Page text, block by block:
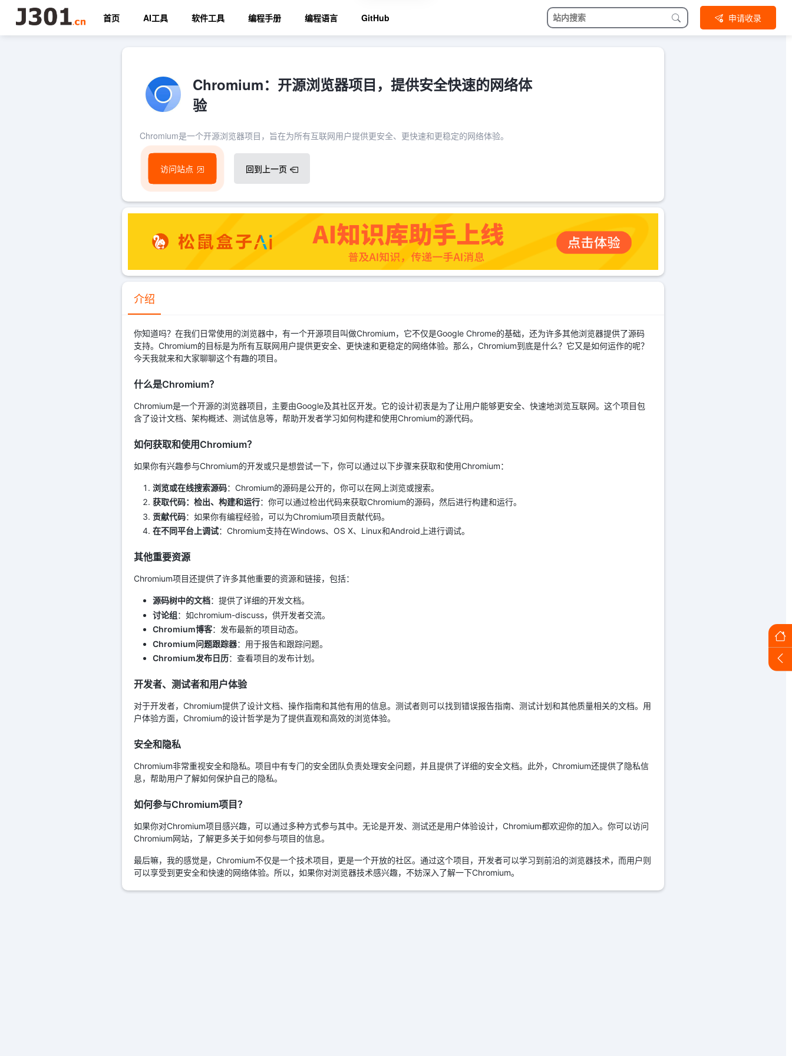
首页 AI工具 软件工具 编程手册 编程语言 GitHub 申请收录
Chromium：开源浏览器项目，提供安全快速的网络体
验
Chromium是一个开源浏览器项目，旨在为所有互联网用户提供更安全、更快速和更稳定的网络体验。
访问站点 回到上一页
介绍
你知道吗？在我们日常使用的浏览器中，有一个开源项目叫做Chromium，它不仅是Google Chrome的基础，还为许多其他浏览器提供了源码
支持。Chromium的目标是为所有互联网用户提供更安全、更快速和更稳定的网络体验。那么，Chromium到底是什么？它又是如何运作的呢？
今天我就来和大家聊聊这个有趣的项目。
什么是Chromium？
Chromium是一个开源的浏览器项目，主要由Google及其社区开发。它的设计初衷是为了让用户能够更安全、快速地浏览互联网。这个项目包
含了设计文档、架构概述、测试信息等，帮助开发者学习如何构建和使用Chromium的源代码。
如何获取和使用Chromium？
如果你有兴趣参与Chromium的开发或只是想尝试一下，你可以通过以下步骤来获取和使用Chromium：
浏览或在线搜索源码：Chromium的源码是公开的，你可以在网上浏览或搜索。
获取代码：检出、构建和运行：你可以通过检出代码来获取Chromium的源码，然后进行构建和运行。
贡献代码：如果你有编程经验，可以为Chromium项目贡献代码。
在不同平台上调试：Chromium支持在Windows、OS X、Linux和Android上进行调试。
其他重要资源
Chromium项目还提供了许多其他重要的资源和链接，包括：
源码树中的文档：提供了详细的开发文档。
讨论组：如chromium-discuss，供开发者交流。
Chromium博客：发布最新的项目动态。
Chromium问题跟踪器：用于报告和跟踪问题。
Chromium发布日历：查看项目的发布计划。
开发者、测试者和用户体验
对于开发者，Chromium提供了设计文档、操作指南和其他有用的信息。测试者则可以找到错误报告指南、测试计划和其他质量相关的文档。用
户体验方面，Chromium的设计哲学是为了提供直观和高效的浏览体验。
安全和隐私
Chromium非常重视安全和隐私。项目中有专门的安全团队负责处理安全问题，并且提供了详细的安全文档。此外，Chromium还提供了隐私信
息，帮助用户了解如何保护自己的隐私。
如何参与Chromium项目？
如果你对Chromium项目感兴趣，可以通过多种方式参与其中。无论是开发、测试还是用户体验设计，Chromium都欢迎你的加入。你可以访问
Chromium网站，了解更多关于如何参与项目的信息。
最后嘛，我的感觉是，Chromium不仅是一个技术项目，更是一个开放的社区。通过这个项目，开发者可以学习到前沿的浏览器技术，而用户则
可以享受到更安全和快速的网络体验。所以，如果你对浏览器技术感兴趣，不妨深入了解一下Chromium。